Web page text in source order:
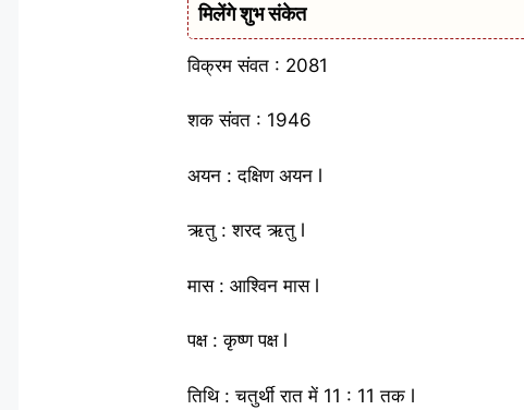
मिलेंगे शुभ संकेत
विक्रम संवत : 2081
शक संवत : 1946
अयन : दक्षिण अयन l
ऋतु : शरद ऋतु l
मास : आश्विन मास l
पक्ष : कृष्ण पक्ष l
तिथि : चतुर्थी रात में 11 : 11 तक l